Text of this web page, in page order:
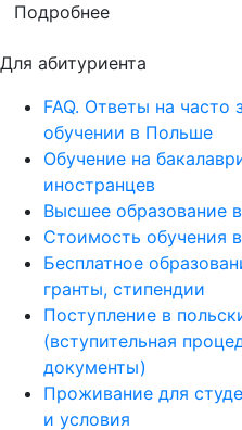
Подробнее
Для абитуриента
FAQ. Ответы на
обучении в Польше
Обучение на
иностранцев
Высшее образование
Стоимость обучения
Бесплатное
гранты, стипендии
Поступление в
(вступительная
документы)
Проживание для
и условия